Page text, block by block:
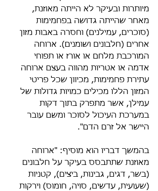
מיותרות ובעיקר לא הייתה מאוזנת,
מאחר שהייתה גדושה בפחמימות
(סוכרים, עמילנים) וחסרה באבות מזון
אחרים (חלבונים ושומנים). ארוחה
המורכבת מלחם או אורז או תפוחי
אדמה או אטריות מהווה בעצם ארוחה
עתירת פחמימות, מכיוון שכל פריטי
המזון הללו מכילים כמויות גדולות של
עמילן, אשר מתפרק בתוך דקות
במערכת העיכול לסוכר ומשם עובר
היישר אל זרם הדם".
בהמשך דבריו הוא מוסיף: "ארוחה
מאוזנת שתתבסס בעיקר על חלבונים
(בשר, דגים, גבינות, ביצים), קטניות
(שעועית, עדשים, סויה, חומוס) וירקות